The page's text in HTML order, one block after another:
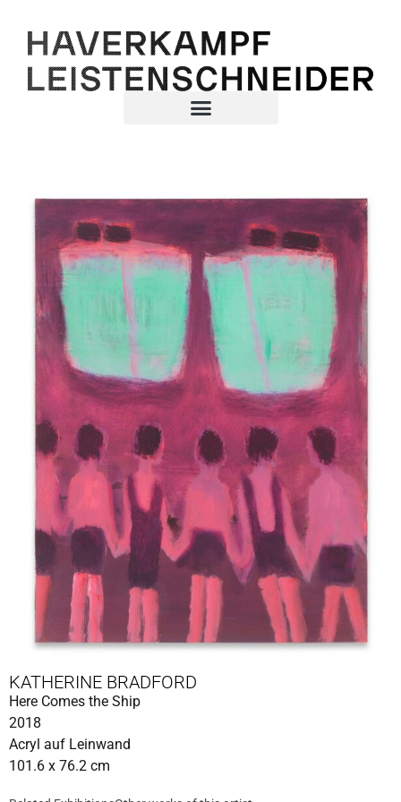
KATHERINE BRADFORD
Here Comes the Ship
2018
Acryl auf Leinwand
101.6 x 76.2 cm